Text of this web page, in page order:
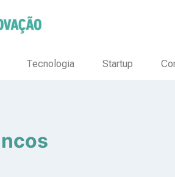
Tecnologia Startup